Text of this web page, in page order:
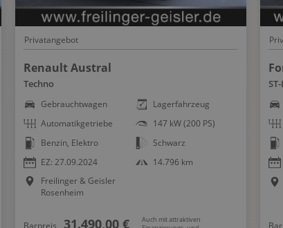
Privatangebot
Renault Austral
Techno
Gebrauchtwagen
Automatikgetriebe
Benzin, Elektro
EZ: 27.09.2024
Freilinger & Geisler
Rosenheim
Lagerfahrzeug
147 kW (200 PS)
Schwarz
14.796 km
Barpreis 31.490,00 €
Auch mit attraktiven